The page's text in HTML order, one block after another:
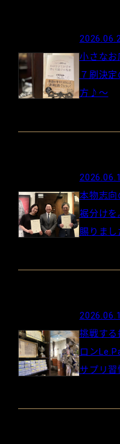
小さな
７刷決
方♪～
本物志
裾分け
賜りま
挑戦す
ロン
サプリ習